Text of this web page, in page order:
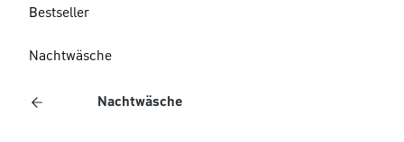
Bestseller
Nachtwäsche
Nachtwäsche